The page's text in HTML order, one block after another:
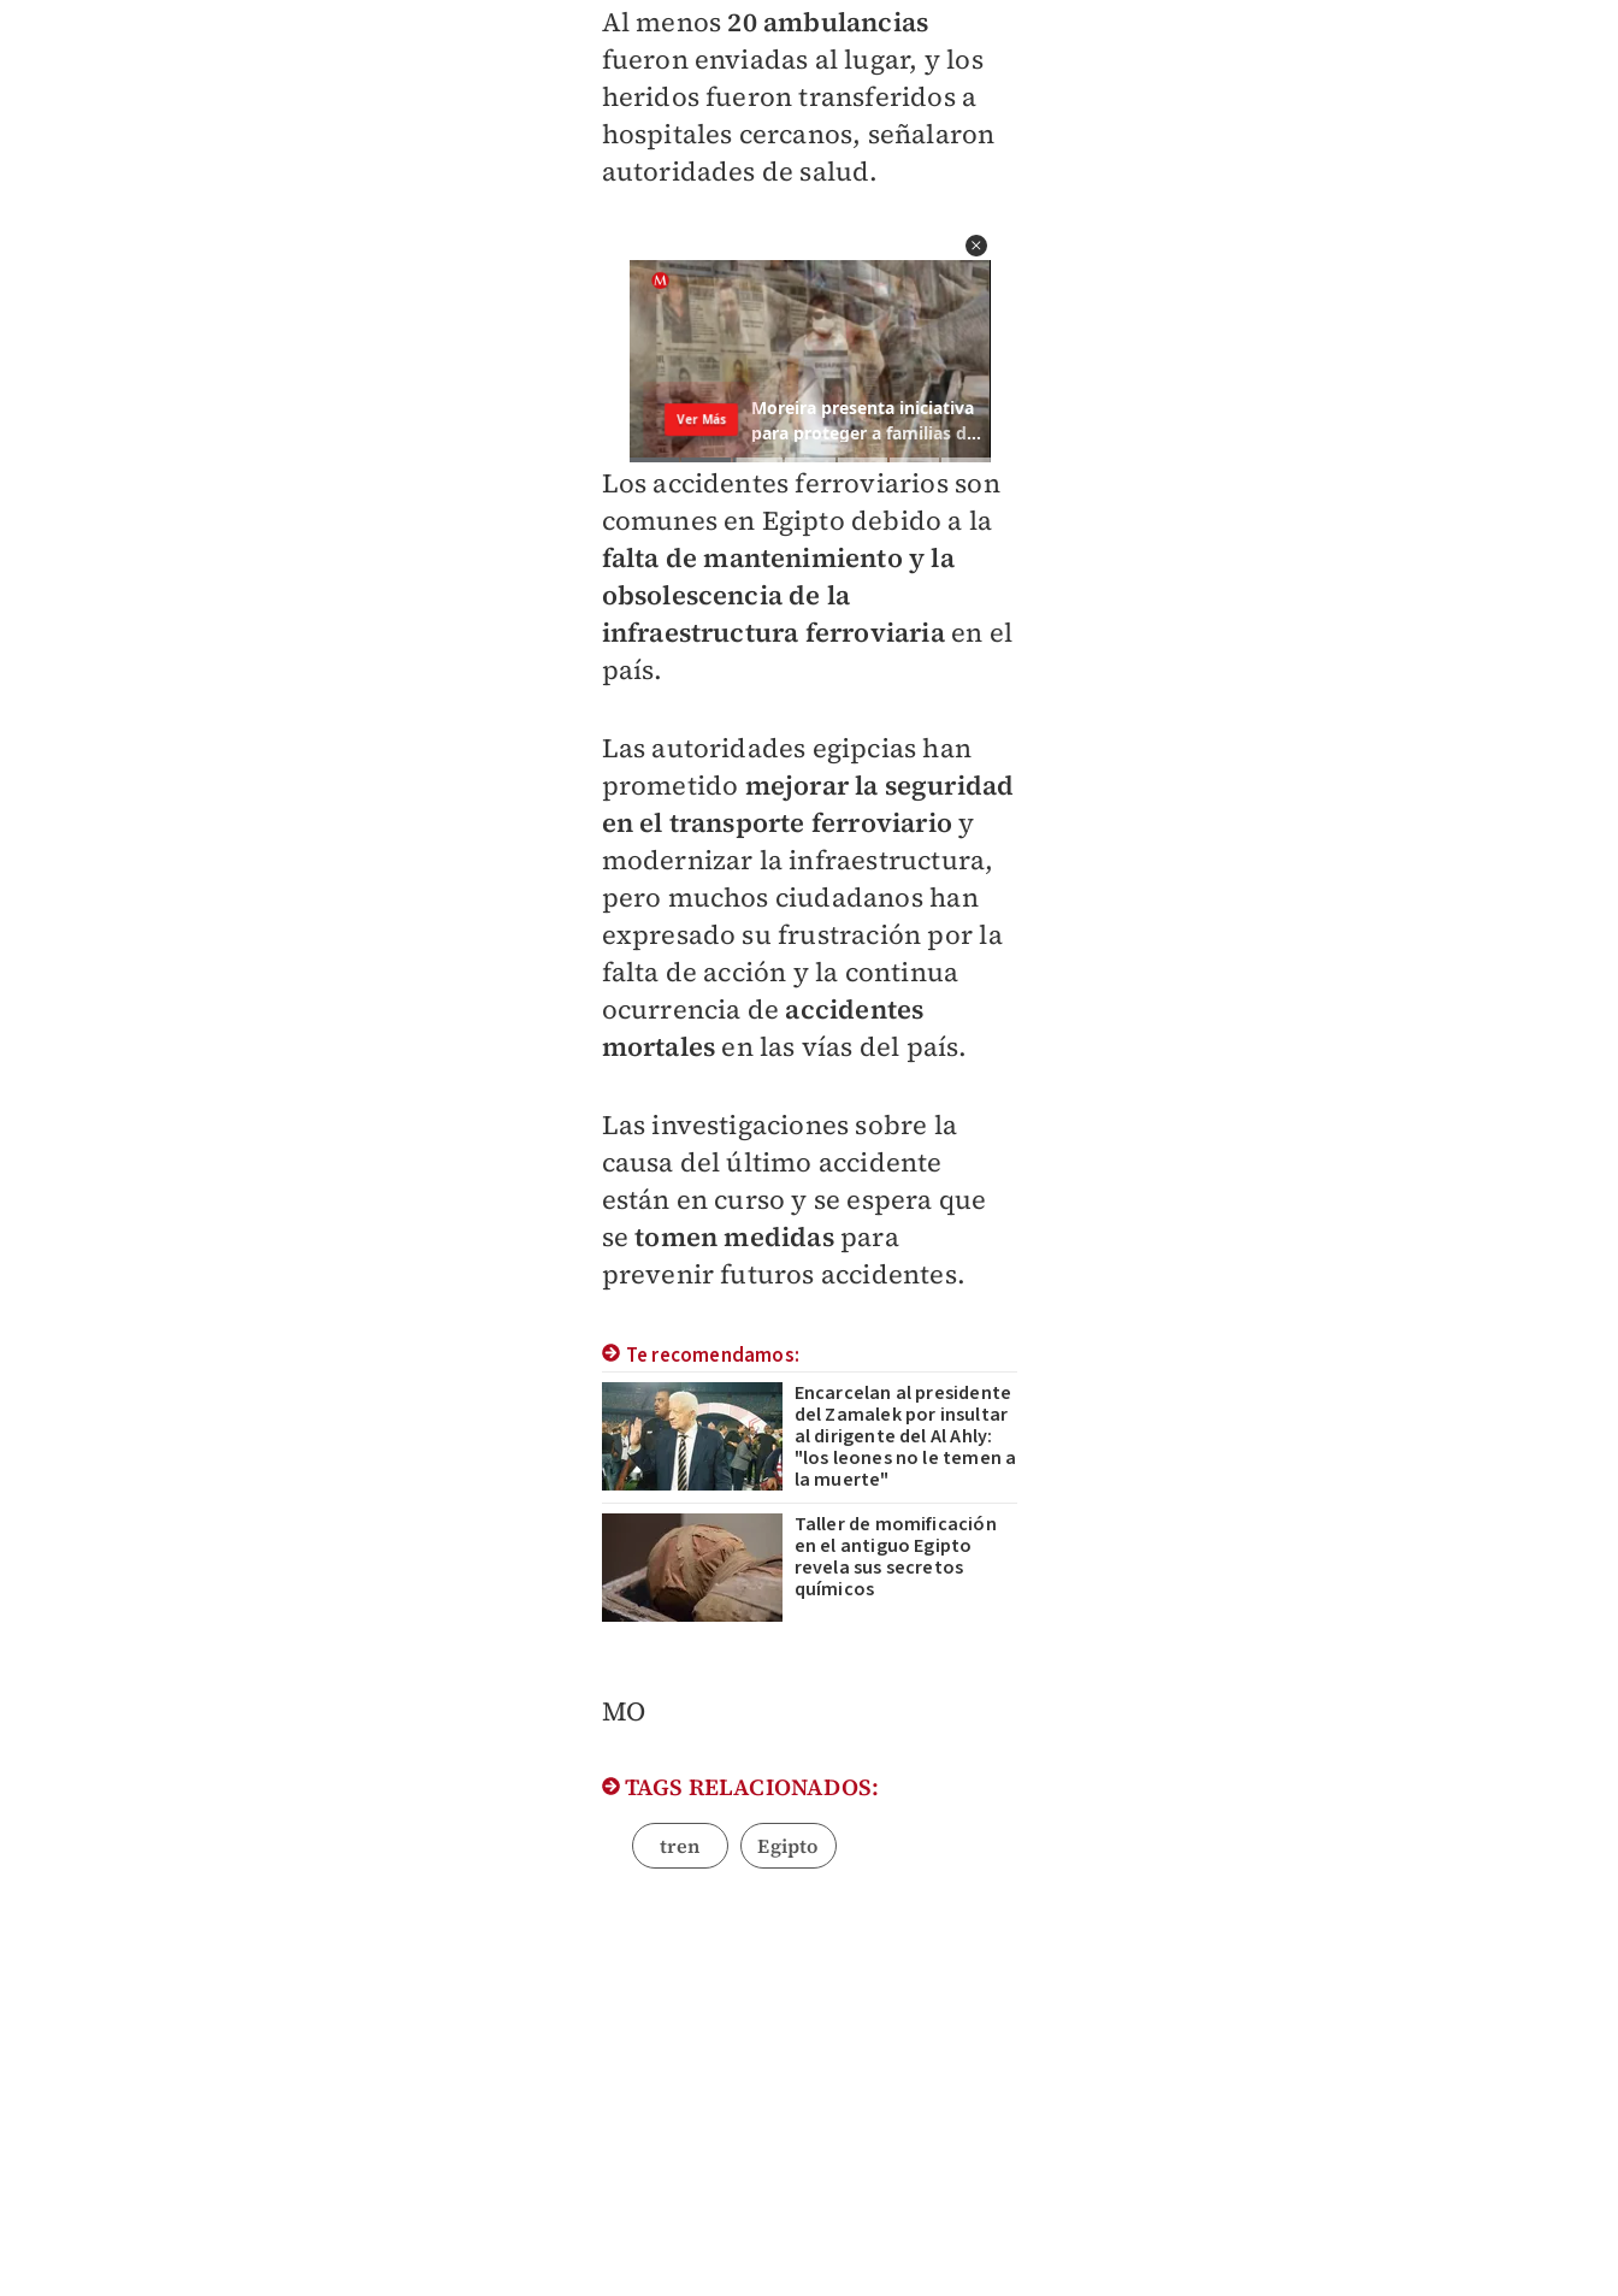
Al menos 20 ambulancias
fueron enviadas al lugar, y los
heridos fueron transferidos a
hospitales cercanos, señalaron
autoridades de salud.
Los accidentes ferroviarios son
comunes en Egipto debido a la
falta de mantenimiento y la
obsolescencia de la
infraestructura ferroviariaen el
país.
Las autoridades egipcias han
prometido mejorar la seguridad
en el transporte ferroviario y
modernizar la infraestructura,
pero muchos ciudadanos han
expresado su frustración por la
falta de acción y la continua
ocurrencia de accidentes
mortales en las vías del país.
Las investigaciones sobre la
causa del último accidente
están en curso y se espera que
setomen medidas para
prevenir futuros accidentes.
Te recomendamos:
Encarcelan al presidente
del Zamalek por insultar
al dirigente del Al Ahly:
"los leones no le temen a
la muerte"
Taller de momificación
en el antiguo Egipto
revela sus secretos
químicos
MO
TAGS RELACIONADOS:
tren Egipto